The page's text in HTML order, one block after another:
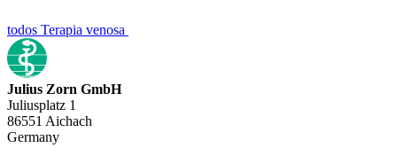
todos Terapia venosa
Julius Zorn GmbH
Juliusplatz 1
86551 Aichach
Germany